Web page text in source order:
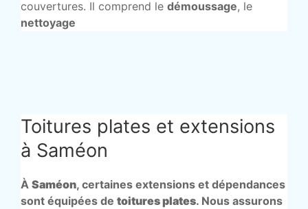
couvertures. Il comprend le démoussage, le
nettoyage
Toitures plates et extensions
à Saméon
À Saméon, certaines extensions et dépendances
sont équipées de toitures plates. Nous assurons